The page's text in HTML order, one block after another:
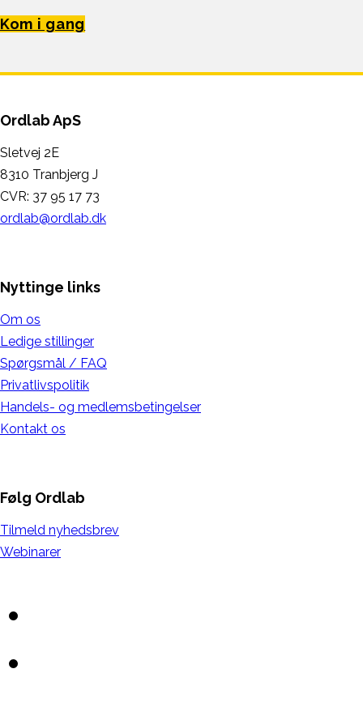
Kom i gang
Ordlab ApS
Sletvej 2E
8310 Tranbjerg J
CVR: 37 95 17 73
ordlab@ordlab.dk
Nyttinge links
Om os
Ledige stillinger
Spørgsmål / FAQ
Privatlivspolitik
Handels- og medlemsbetingelser
Kontakt os
Følg Ordlab
Tilmeld nyhedsbrev
Webinarer